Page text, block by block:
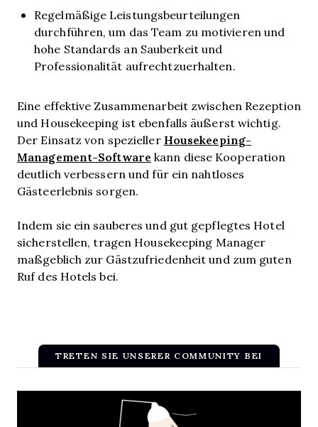
Regelmäßige Leistungsbeurteilungen
durchführen, um das Team zu motivieren und
hohe Standards an Sauberkeit und
Professionalität aufrechtzuerhalten.
Eine effektive Zusammenarbeit zwischen Rezeption
und Housekeeping ist ebenfalls äußerst wichtig.
Der Einsatz von spezieller Housekeeping-
Management-Software kann diese Kooperation
deutlich verbessern und für ein nahtloses
Gästeerlebnis sorgen.
Indem sie ein sauberes und gut gepflegtes Hotel
sicherstellen, tragen Housekeeping Manager
maßgeblich zur Gästzufriedenheit und zum guten
Ruf des Hotels bei.
TRETEN SIE UNSERER COMMUNITY BEI